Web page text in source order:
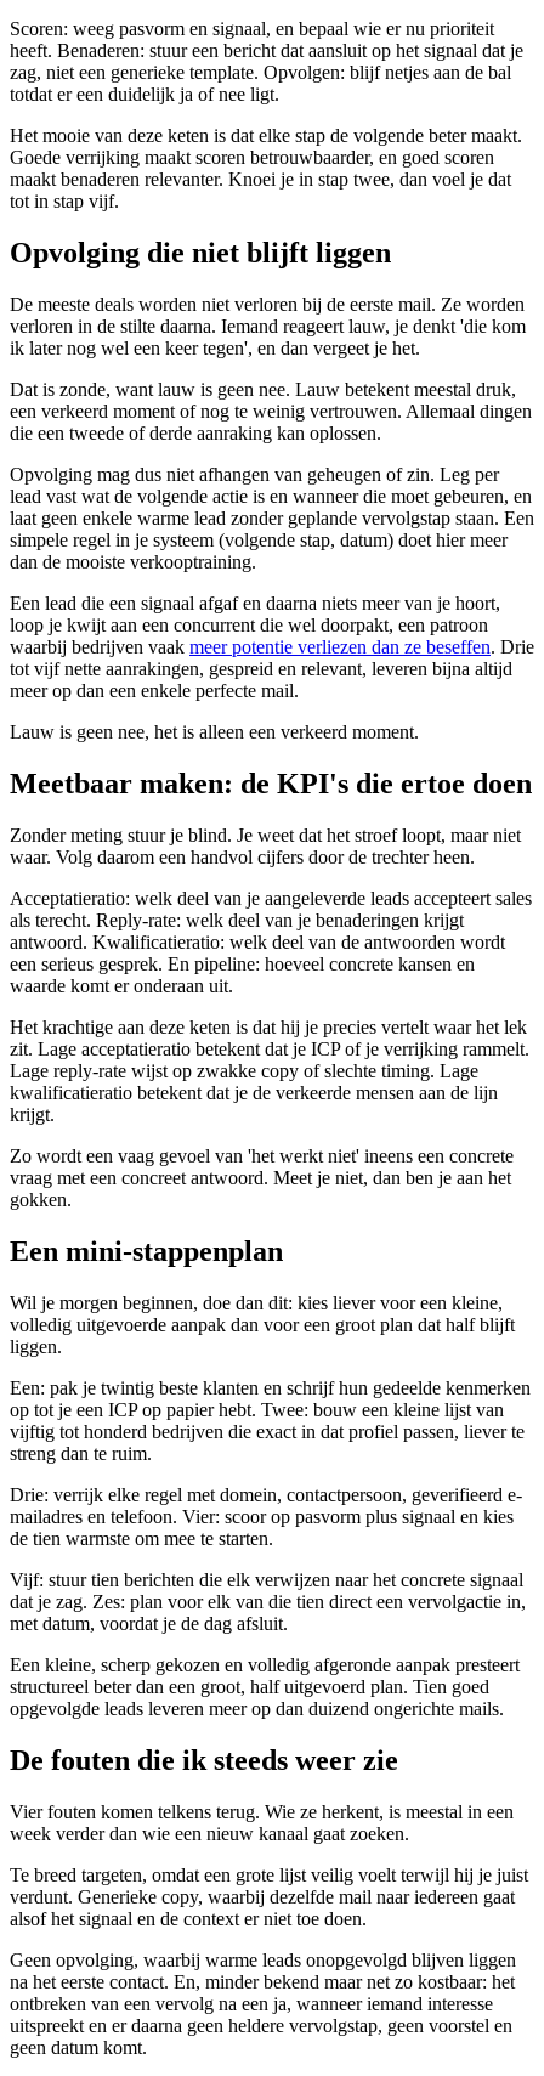
Scoren: weeg pasvorm en signaal, en bepaal wie er nu prioriteit
heeft. Benaderen: stuur een bericht dat aansluit op het signaal dat je
zag, niet een generieke template. Opvolgen: blijf netjes aan de bal
totdat er een duidelijk ja of nee ligt.
Het mooie van deze keten is dat elke stap de volgende beter maakt.
Goede verrijking maakt scoren betrouwbaarder, en goed scoren
maakt benaderen relevanter. Knoei je in stap twee, dan voel je dat
tot in stap vijf.
Opvolging die niet blijft liggen
De meeste deals worden niet verloren bij de eerste mail. Ze worden
verloren in de stilte daarna. Iemand reageert lauw, je denkt 'die kom
ik later nog wel een keer tegen', en dan vergeet je het.
Dat is zonde, want lauw is geen nee. Lauw betekent meestal druk,
een verkeerd moment of nog te weinig vertrouwen. Allemaal dingen
die een tweede of derde aanraking kan oplossen.
Opvolging mag dus niet afhangen van geheugen of zin. Leg per
lead vast wat de volgende actie is en wanneer die moet gebeuren, en
laat geen enkele warme lead zonder geplande vervolgstap staan. Een
simpele regel in je systeem (volgende stap, datum) doet hier meer
dan de mooiste verkooptraining.
Een lead die een signaal afgaf en daarna niets meer van je hoort,
loop je kwijt aan een concurrent die wel doorpakt, een patroon
waarbij bedrijven vaak meer potentie verliezen dan ze beseffen. Drie
tot vijf nette aanrakingen, gespreid en relevant, leveren bijna altijd
meer op dan een enkele perfecte mail.
Lauw is geen nee, het is alleen een verkeerd moment.
Meetbaar maken: de KPI's die ertoe doen
Zonder meting stuur je blind. Je weet dat het stroef loopt, maar niet
waar. Volg daarom een handvol cijfers door de trechter heen.
Acceptatieratio: welk deel van je aangeleverde leads accepteert sales
als terecht. Reply-rate: welk deel van je benaderingen krijgt
antwoord. Kwalificatieratio: welk deel van de antwoorden wordt
een serieus gesprek. En pipeline: hoeveel concrete kansen en
waarde komt er onderaan uit.
Het krachtige aan deze keten is dat hij je precies vertelt waar het lek
zit. Lage acceptatieratio betekent dat je ICP of je verrijking rammelt.
Lage reply-rate wijst op zwakke copy of slechte timing. Lage
kwalificatieratio betekent dat je de verkeerde mensen aan de lijn
krijgt.
Zo wordt een vaag gevoel van 'het werkt niet' ineens een concrete
vraag met een concreet antwoord. Meet je niet, dan ben je aan het
gokken.
Een mini-stappenplan
Wil je morgen beginnen, doe dan dit: kies liever voor een kleine,
volledig uitgevoerde aanpak dan voor een groot plan dat half blijft
liggen.
Een: pak je twintig beste klanten en schrijf hun gedeelde kenmerken
op tot je een ICP op papier hebt. Twee: bouw een kleine lijst van
vijftig tot honderd bedrijven die exact in dat profiel passen, liever te
streng dan te ruim.
Drie: verrijk elke regel met domein, contactpersoon, geverifieerd e-
mailadres en telefoon. Vier: scoor op pasvorm plus signaal en kies
de tien warmste om mee te starten.
Vijf: stuur tien berichten die elk verwijzen naar het concrete signaal
dat je zag. Zes: plan voor elk van die tien direct een vervolgactie in,
met datum, voordat je de dag afsluit.
Een kleine, scherp gekozen en volledig afgeronde aanpak presteert
structureel beter dan een groot, half uitgevoerd plan. Tien goed
opgevolgde leads leveren meer op dan duizend ongerichte mails.
De fouten die ik steeds weer zie
Vier fouten komen telkens terug. Wie ze herkent, is meestal in een
week verder dan wie een nieuw kanaal gaat zoeken.
Te breed targeten, omdat een grote lijst veilig voelt terwijl hij je juist
verdunt. Generieke copy, waarbij dezelfde mail naar iedereen gaat
alsof het signaal en de context er niet toe doen.
Geen opvolging, waarbij warme leads onopgevolgd blijven liggen
na het eerste contact. En, minder bekend maar net zo kostbaar: het
ontbreken van een vervolg na een ja, wanneer iemand interesse
uitspreekt en er daarna geen heldere vervolgstap, geen voorstel en
geen datum komt.